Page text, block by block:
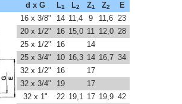
d x G L1 L2 Z1 Z2
E
16 x 3/8"
14 11,4 9 11,6 23
20 x 1/2"
16 15,0 11 12,0 28
25 x 1/2"
16
14
25 x 3/4"
10 16,3 14 16,7 34
32 x 1/2"
16
17
32 x 3/4"
19
17
32 x 1"
22 19,1 17 19,9 42